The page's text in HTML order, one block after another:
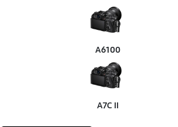
A6100
A7C II